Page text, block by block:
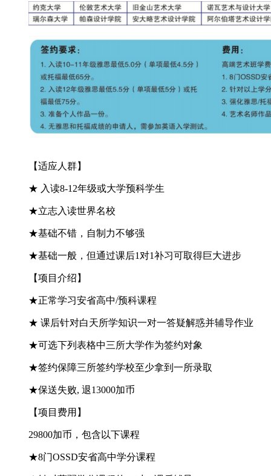
【适应人群】
★ 入读8-12年级或大学预科学生
★立志入读世界名校
★基础不错，自制力不够强
★基础一般，但通过课后1对1补习可取得巨大进步
【项目介绍 】
★正常学习安省高中/预科课程
★ 课后针对白天所学知识一对一答疑解惑并辅导作业
★可选下列表格中三所大学作为签约对象
★签约保障三所签约学校至少拿到一所录取
★保送失败, 退13000加币
【项目费用 】
29800加币，包含以下课程
★8门OSSD安省高中学分课程